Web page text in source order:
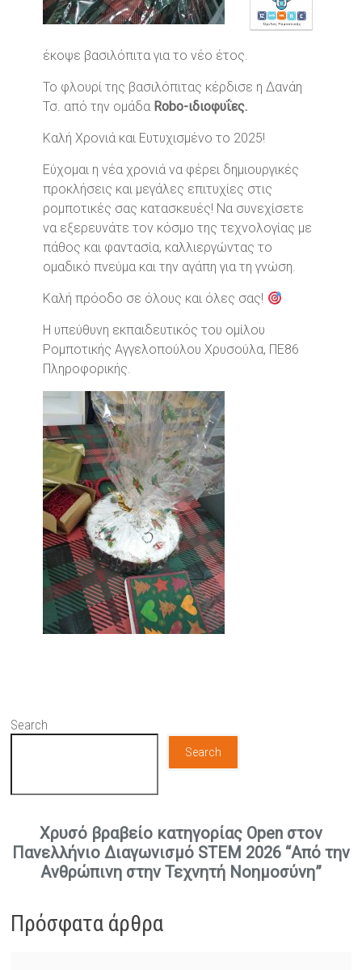
έκοψε βασιλόπιτα για το νέο έτος.
Το φλουρί της βασιλόπιτας κέρδισε η Δανάη
Τσ. από την ομάδα Robo-ιδιοφυΐες.
Καλή Χρονιά και Ευτυχισμένο το 2025!
Εύχομαι η νέα χρονιά να φέρει δημιουργικές
προκλήσεις και μεγάλες επιτυχίες στις
ρομποτικές σας κατασκευές! Να συνεχίσετε
να εξερευνάτε τον κόσμο της τεχνολογίας με
πάθος και φαντασία, καλλιεργώντας το
ομαδικό πνεύμα και την αγάπη για τη γνώση.
Καλή πρόοδο σε όλους και όλες σας!
Η υπεύθυνη εκπαιδευτικός του ομίλου
Ρομποτικής Αγγελοπούλου Χρυσούλα, ΠΕ86
Πληροφορικής.
Search
Search
Χρυσό βραβείο κατηγορίας Open στον
Πανελλήνιο Διαγωνισμό STEM 2026 “Από την
Ανθρώπινη στην Τεχνητή Νοημοσύνη”
Πρόσφατα άρθρα